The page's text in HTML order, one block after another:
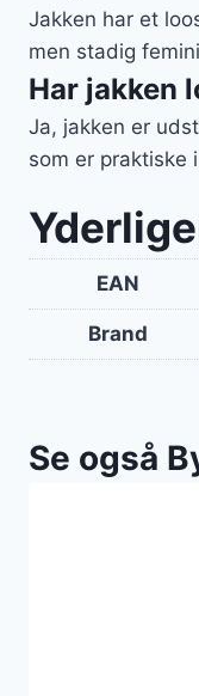
Jakken har et
men stadig
Har jakken
Ja, jakken er
som er praktiske
EAN
Brand
Se også